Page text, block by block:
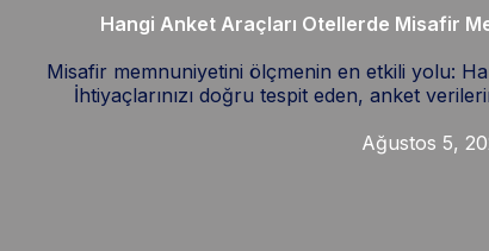
Hangi Anket Araçları Otellerde Misafir
Misafir memnuniyetini ölçmenin en etkili yolu:
İhtiyaçlarınızı doğru tespit eden, anket
Ağustos 5,